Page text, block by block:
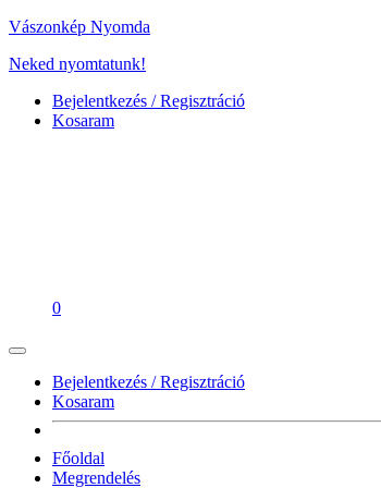
Vászonkép Nyomda
Neked nyomtatunk!
Bejelentkezés / Regisztráció
Kosaram
0
Bejelentkezés / Regisztráció
Kosaram
Főoldal
Megrendelés